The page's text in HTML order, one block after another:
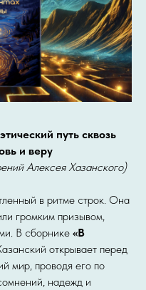
путь сквозь
и веру
Алексея Хазанского)
в ритме строк. Она
громким призывом,
В сборнике «В
открывает перед
мир, проводя его по
надежд и